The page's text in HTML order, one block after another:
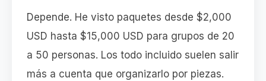
Depende. He visto paquetes desde $2,000
USD hasta $15,000 USD para grupos de 20
a 50 personas. Los todo incluido suelen salir
más a cuenta que organizarlo por piezas.